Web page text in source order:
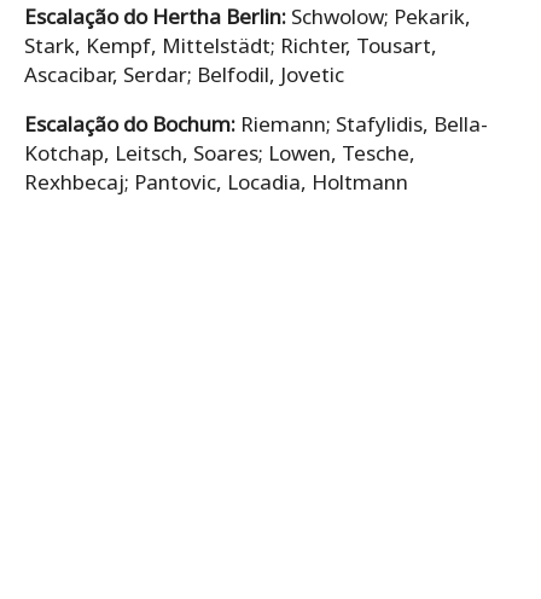
Escalação do Hertha Berlin: Schwolow; Pekarik,
Stark, Kempf, Mittelstädt; Richter, Tousart,
Ascacibar, Serdar; Belfodil, Jovetic
Escalação do Bochum: Riemann; Stafylidis, Bella-
Kotchap, Leitsch, Soares; Lowen, Tesche,
Rexhbecaj; Pantovic, Locadia, Holtmann